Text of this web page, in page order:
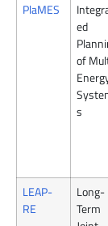
PlaMES
ed
of
s
LEAP-
RE
Long-
Term